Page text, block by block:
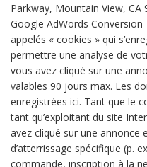
Parkway, Mountain View, CA
Google AdWords
appelés « cookies » qui
permettre une analyse de
vous avez cliqué sur une
valables 90 jours max. Les
enregistrées ici. Tant que le
tant qu’exploitant du site
avez cliqué sur une annonce
d’atterrissage spécifique (p.
commande, inscription à la